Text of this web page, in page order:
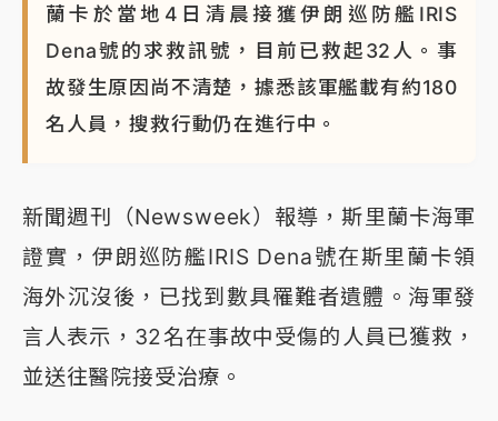
蘭卡於當地4日清晨接獲伊朗巡防艦IRIS
Dena號的求救訊號，目前已救起32人。事
故發生原因尚不清楚，據悉該軍艦載有約180
名人員，搜救行動仍在進行中。
新聞週刊（Newsweek）報導，斯里蘭卡海軍
證實，伊朗巡防艦IRIS Dena號在斯里蘭卡領
海外沉沒後，已找到數具罹難者遺體。海軍發
言人表示，32名在事故中受傷的人員已獲救，
並送往醫院接受治療。